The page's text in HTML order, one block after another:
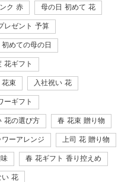
ク 赤 母の日 初めて 花
レゼント 予算
初めての母の日
花ギフト
花束 入社祝い 花
ーギフト
花の選び方 春 花束 贈り物
ーアレンジ 上司 花 贈り物
春 花ギフト 香り控えめ
い 花